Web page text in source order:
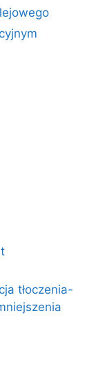
tłoczenia-